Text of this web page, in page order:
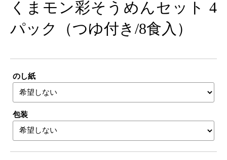
くまモン彩そうめんセット 4
パック（つゆ付き/8食入）
のし紙
包装